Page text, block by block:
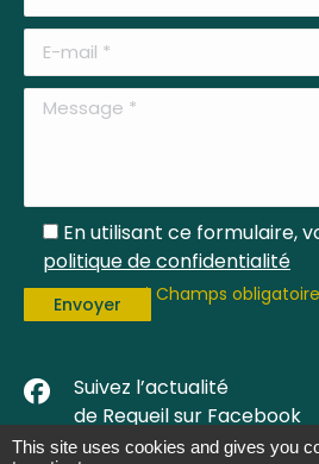
En utilisant ce formulaire,
politique de confidentialité
* Champs
Suivez l’actualité
de Requeil sur Facebook
This site uses cookies and gives you